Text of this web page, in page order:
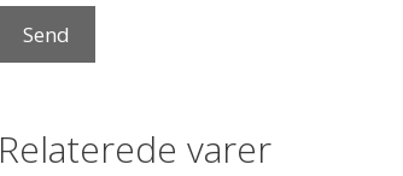
Relaterede varer